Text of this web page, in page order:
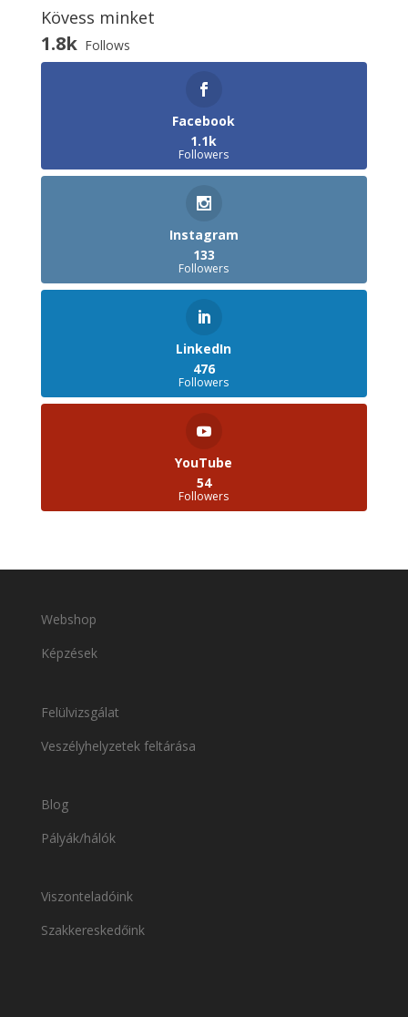
Kövess minket
1.8k Follows
Facebook
1.1k
Followers
Instagram
133
Followers
LinkedIn
476
Followers
YouTube
54
Followers
Webshop
Képzések
Felülvizsgálat
Veszélyhelyzetek feltárása
Blog
Pályák/hálók
Viszonteladóink
Szakkereskedőink